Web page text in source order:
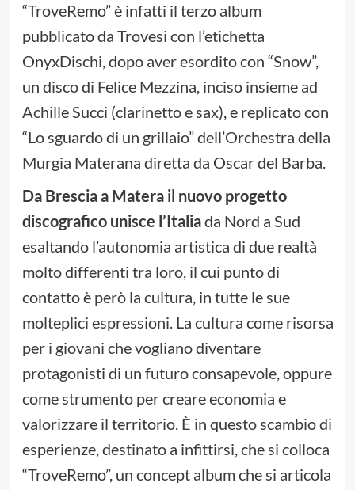
“TroveRemo” è infatti il terzo album
pubblicato da Trovesi con l’etichetta
OnyxDischi, dopo aver esordito con “Snow”,
un disco di Felice Mezzina, inciso insieme ad
Achille Succi (clarinetto e sax), e replicato con
“Lo sguardo di un grillaio” dell’Orchestra della
Murgia Materana diretta da Oscar del Barba.
Da Brescia a Matera il nuovo progetto
discografico unisce l’Italiada Nord a Sud
esaltando l’autonomia artistica di due realtà
molto differenti tra loro, il cui punto di
contatto è però la cultura, in tutte le sue
molteplici espressioni. La cultura come risorsa
per i giovani che vogliano diventare
protagonisti di un futuro consapevole, oppure
come strumento per creare economia e
valorizzare il territorio. È in questo scambio di
esperienze, destinato a infittirsi, che si colloca
“TroveRemo”, un concept album che si articola